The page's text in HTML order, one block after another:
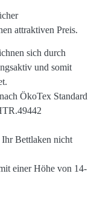
attraktiven Preis.
sich durch
und somit
ÖkoTex Standard
Ihr Bettlaken nicht
einer Höhe von 14-